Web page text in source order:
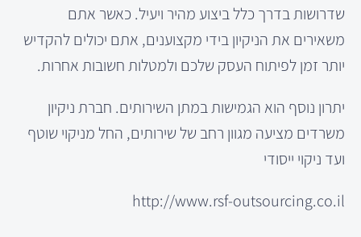
שדרושות בדרך כלל ביצוע מהיר ויעיל. כאשר אתם
משאירים את הניקיון בידי מקצוענים, אתם יכולים להקדיש
יותר זמן לפיתוח העסק שלכם ולמטלות חשובות אחרות.
יתרון נוסף הוא הגמישות במתן השירותים. חברת ניקיון
משרדים מציעה מגוון רחב של שירותים, החל מניקוי שוטף
ועד ניקוי ייסודי
http://www.rsf-outsourcing.co.il